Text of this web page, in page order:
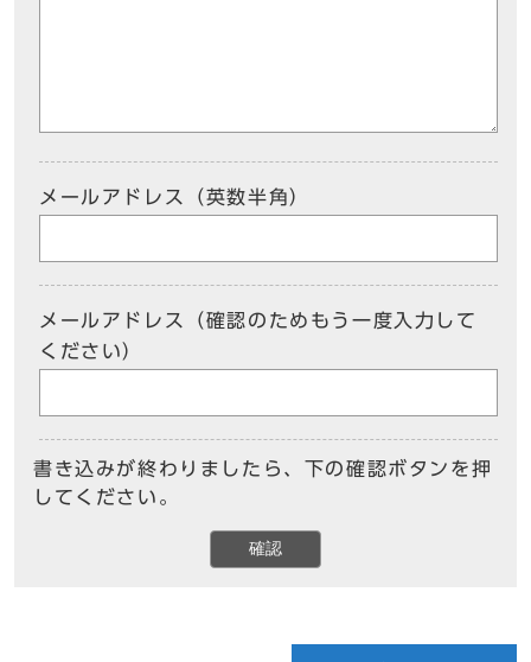
メールアドレス（英数半角）
メールアドレス（確認のためもう一度入力して
ください）
書き込みが終わりましたら、下の確認ボタンを押
してください。
確認